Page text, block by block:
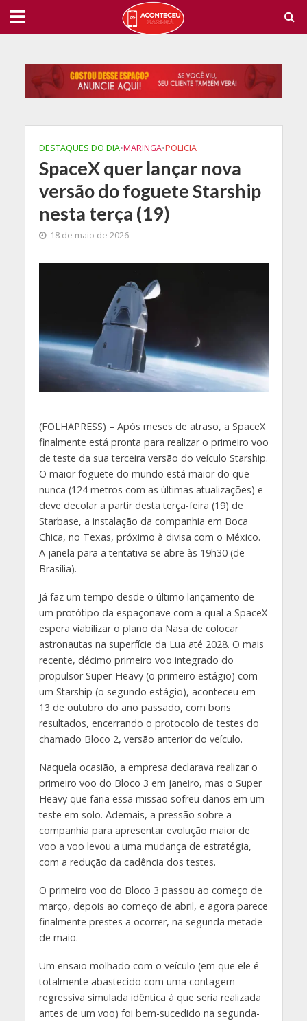
DESTAQUES DO DIA•MARINGA•POLICIA
SpaceX quer lançar nova
versão do foguete Starship
nesta terça (19)
18 de maio de 2026
(FOLHAPRESS) – Após meses de atraso, a SpaceX
finalmente está pronta para realizar o primeiro voo
de teste da sua terceira versão do veículo Starship.
O maior foguete do mundo está maior do que
nunca (124 metros com as últimas atualizações) e
deve decolar a partir desta terça-feira (19) de
Starbase, a instalação da companhia em Boca
Chica, no Texas, próximo à divisa com o México.
A janela para a tentativa se abre às 19h30 (de
Brasília).
Já faz um tempo desde o último lançamento de
um protótipo da espaçonave com a qual a SpaceX
espera viabilizar o plano da Nasa de colocar
astronautas na superfície da Lua até 2028. O mais
recente, décimo primeiro voo integrado do
propulsor Super-Heavy (o primeiro estágio) com
um Starship (o segundo estágio), aconteceu em
13 de outubro do ano passado, com bons
resultados, encerrando o protocolo de testes do
chamado Bloco 2, versão anterior do veículo.
Naquela ocasião, a empresa declarava realizar o
primeiro voo do Bloco 3 em janeiro, mas o Super
Heavy que faria essa missão sofreu danos em um
teste em solo. Ademais, a pressão sobre a
companhia para apresentar evolução maior de
voo a voo levou a uma mudança de estratégia,
com a redução da cadência dos testes.
O primeiro voo do Bloco 3 passou ao começo de
março, depois ao começo de abril, e agora parece
finalmente prestes a ocorrer, na segunda metade
de maio.
Um ensaio molhado com o veículo (em que ele é
totalmente abastecido com uma contagem
regressiva simulada idêntica à que seria realizada
antes de um voo) foi bem-sucedido na segunda-